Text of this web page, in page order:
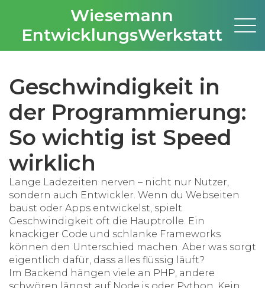
Wiesemann
EntwicklungsWerkstatt
Geschwindigkeit in
der Programmierung:
So wichtig ist Speed
wirklich
Lange Ladezeiten nerven – nicht nur Nutzer,
sondern auch Entwickler. Wenn du Webseiten
baust oder Apps entwickelst, spielt
Geschwindigkeit oft die Hauptrolle. Ein
knackiger Code und schlanke Frameworks
können den Unterschied machen. Aber was sorgt
eigentlich dafür, dass alles flüssig läuft?
Im Backend hängen viele an PHP, andere